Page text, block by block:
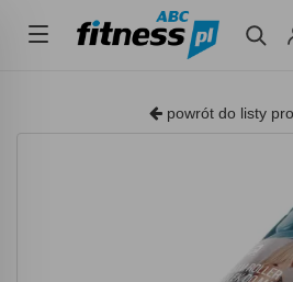
powrót do listy